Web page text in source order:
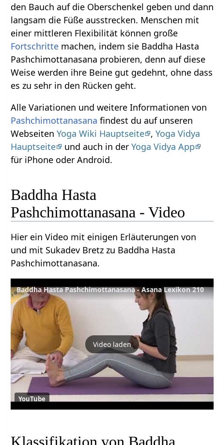
den Bauch auf die Oberschenkel geben und dann
langsam die Füße ausstrecken. Menschen mit
einer mittleren Flexibilität können große
Fortschritte machen, indem sie Baddha Hasta
Pashchimottanasana probieren, denn auf diese
Weise werden ihre Beine gut gedehnt, ohne dass
es zu sehr in den Rücken geht.
Alle Variationen und weitere Informationen von
Pashchimottanasana findest du auf unseren
WebseitenYoga Wiki Hauptseite ,Yoga Vidya
Hauptseite
und auch in derYoga Vidya App
für iPhone oder Android.
Baddha Hasta
Pashchimottanasana - Video
Hier ein Video mit einigen Erläuterungen von
und mit Sukadev Bretz zu Baddha Hasta
Pashchimottanasana.
Baddha Hasta Pashchimottanasana - Asana Lexikon 210
Video laden
YouTube